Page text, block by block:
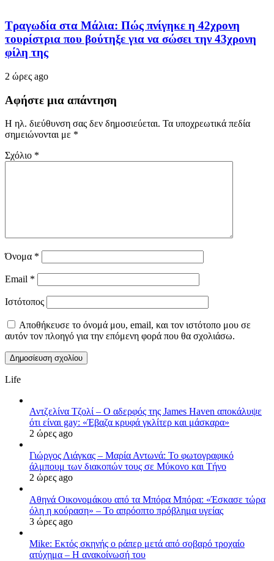
Τραγωδία στα Μάλια: Πώς πνίγηκε η 42χρονη
τουρίστρια που βούτηξε για να σώσει την 43χρονη
φίλη της
2 ώρες ago
Αφήστε μια απάντηση
Η ηλ. διεύθυνση σας δεν δημοσιεύεται. Τα υποχρεωτικά πεδία
σημειώνονται με *
Σχόλιο *
Όνομα *
Email *
Ιστότοπος
Αποθήκευσε το όνομά μου, email, και τον ιστότοπο μου σε
αυτόν τον πλοηγό για την επόμενη φορά που θα σχολιάσω.
Life
Αντζελίνα Τζολί – Ο αδερφός της James Haven αποκάλυψε
ότι είναι gay: «Έβαζα κρυφά γκλίτερ και μάσκαρα»
2 ώρες ago
Γιώργος Λιάγκας – Μαρία Αντωνά: Το φωτογραφικό
άλμπουμ των διακοπών τους σε Μύκονο και Τήνο
2 ώρες ago
Αθηνά Οικονομάκου από τα Μπόρα Μπόρα: «Έσκασε τώρα
όλη η κούραση» – Το απρόοπτο πρόβλημα υγείας
3 ώρες ago
Mike: Εκτός σκηνής ο ράπερ μετά από σοβαρό τροχαίο
ατύχημα – Η ανακοίνωσή του